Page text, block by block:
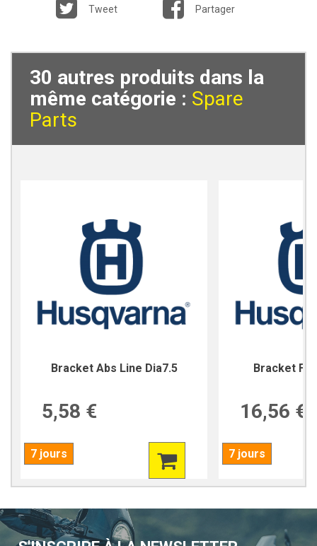
Tweet Partager
30 autres produits dans la
même catégorie : Spare
Parts
Bracket Abs Line Dia7.5
5,58 €
7 jours
Bracket
16,56 €
7 jours